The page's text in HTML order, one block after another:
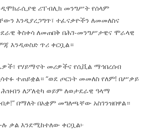
ዲሞክራሲያዊ ሪፐብሊክ መንግሥት የሰላም
እንዲያረጋግጥ፣ ተፈናቃዮችን ለመመለስና
ቅስቀሳ ለመጠበቅ በሕገ-መንግሥታዊና ሞራላዊ
እንዲወስድ ጥሪ ቀርቧል።
የሃይማኖት መሪዎችና የሲቪል ማኅበረሰብ
ተጠይቋል። “ወደ ጦርነት መመለስ የለም! በሥቃይ
ሕዝብን ለፖለቲካ ወይም ለወታደራዊ ዓላማ
በማለት በአቋም መግለጫቸው አስገንዝበዋል።
ቃል እንደሚከተለው ቀርቧል፦